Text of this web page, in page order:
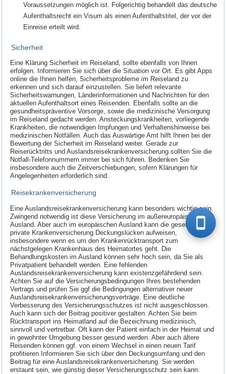
Voraussetzungen möglich ist. Folgerichtig behandelt das deutsche
Aufenthaltsrecht ein Visum als einen Aufenthaltstitel, der vor der
Einreise erteilt wird.
Sicherheit
Eine Klärung Sicherheit im Reiseland, sollte ebenfalls von Ihnen
erfolgen. Informieren Sie sich über die Situation vor Ort. Es gibt Apps
online die Ihnen helfen, Sicherheitsprobleme im Reiseland zu
erkennen und sich darauf einzustellen. Sie liefert relevante
Sicherheitswarnungen, Länderinformationen und Nachrichten für den
aktuellen Aufenthaltsort eines Reisenden. Ebenfalls sollte an die
gesundheitspräventive Vorsorge, sowie die medizinische Versorgung
im Reiseland gedacht werden. Ansteckungskrankheiten, vorliegende
Krankheiten, die notwendigen Impfungen und Verhaltenshinweise bei
medizinischen Notfällen. Auch das Auswärtige Amt hilft Ihnen bei der
Bewertung der Sicherheit im Reiseland weiter. Gerade zur
Reiserücktritts und Auslandsreisekrankenversicherung sollten Sie die
Notfall-Telefonnummern immer bei sich führen. Bedenken Sie
insbesondere auch die Zeitverschiebungen, sofern Klärungen für
Angelegenheiten erforderlich sind.
Reisekrankenversicherung
Eine Auslandsreisekrankenversicherung kann besonders wichtig sein.
Zwingend notwendig ist diese Versicherung im außereuropäischen
Ausland. Aber auch im europäischen Ausland kann die gesetzlich oder
private Krankenversicherung Deckungslücken aufweisen,
insbesondere wenn es um den Krankenrücktransport zum
nächstgelegen Krankenhaus des Heimatortes geht. Die
Behandlungskosten im Ausland können sehr hoch sein, da Sie als
Privatpatient behandelt werden. Eine fehlenden
Auslandsreisekrankenversicherung kann existenzgefährdend sein.
Achten Sie auf die Versicherungsbedingungen Ihres bestehenden
Vertrags und prüfen Sie ggf die Bedingungen alternativer neuer
Auslandsreisekrankenversicherungsverträge. Eine deutliche
Verbesserung des Versicherungsschutzes ist nicht ausgeschlossen.
Auch kann sich der Beitrag positiver gestalten. Achten Sie beim
Rücktransport ins Heimatland auf die Bezeichnung medizinisch,
sinnvoll und vertretbar. Oft kann der Patient einfach in der Heimat und
in gewohnter Umgebung besser gesund werden. Aber auch ältere
Reisenden können ggf. von einem Wechsel in einen neuen Tarif
profitieren.Informieren Sie sich über den Deckungsumfang und den
Beitrag für eine Auslandsreisekrankenversicherung. Sie werden
erstaunt sein, wie günstig dieser Versicherungsschutz sein kann.